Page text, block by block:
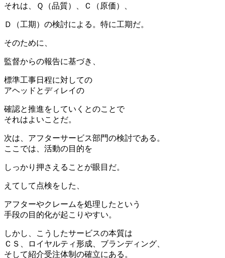
それは、Ｑ（品質）、Ｃ（原価）、
Ｄ（工期）の検討による。特に工期だ。
そのために、
監督からの報告に基づき、
標準工事日程に対しての
アヘッドとディレイの
確認と推進をしていくとのことで
それはよいことだ。
次は、アフターサービス部門の検討である。
ここでは、活動の目的を
しっかり押さえることが眼目だ。
えてして点検をした、
アフターやクレームを処理したという
手段の目的化が起こりやすい。
しかし、こうしたサービスの本質は
ＣＳ、ロイヤルティ形成、ブランディング、
そして紹介受注体制の確立にある。